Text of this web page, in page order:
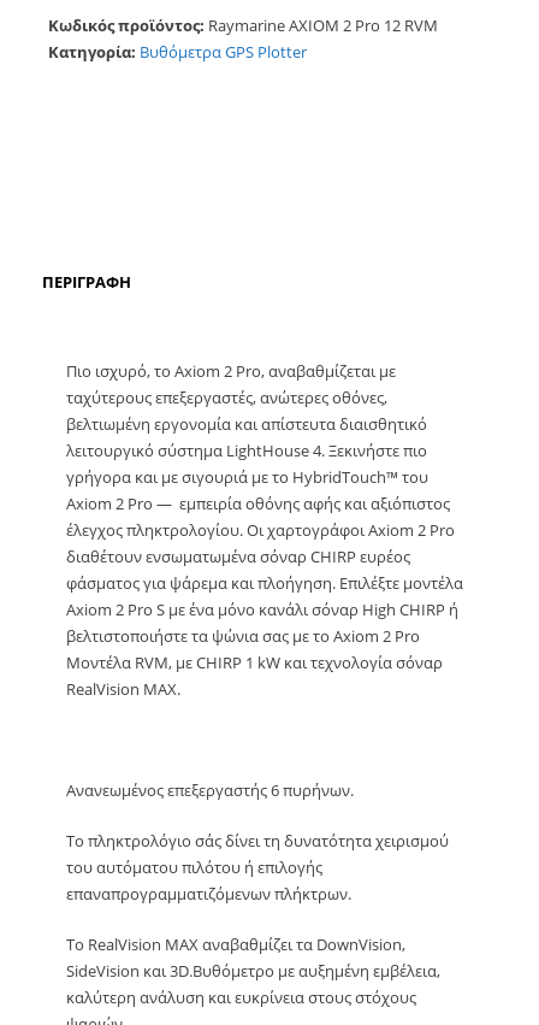
Κωδικός προϊόντος: Raymarine AXIOM 2 Pro 12 RVM
Κατηγορία: Βυθόμετρα GPS Plotter
ΠΕΡΙΓΡΑΦΉ
Πιο ισχυρό, το Axiom 2 Pro, αναβαθμίζεται με
ταχύτερους επεξεργαστές, ανώτερες οθόνες,
βελτιωμένη εργονομία και απίστευτα διαισθητικό
λειτουργικό σύστημα LightHouse 4. Ξεκινήστε πιο
γρήγορα και με σιγουριά με το HybridTouch™ του
Axiom 2 Pro — εμπειρία οθόνης αφής και αξιόπιστος
έλεγχος πληκτρολογίου. Οι χαρτογράφοι Axiom 2 Pro
διαθέτουν ενσωματωμένα σόναρ CHIRP ευρέος
φάσματος για ψάρεμα και πλοήγηση. Επιλέξτε μοντέλα
Axiom 2 Pro S με ένα μόνο κανάλι σόναρ High CHIRP ή
βελτιστοποιήστε τα ψώνια σας με το Axiom 2 Pro
Μοντέλα RVM, με CHIRP 1 kW και τεχνολογία σόναρ
RealVision MAX.
Ανανεωμένος επεξεργαστής 6 πυρήνων.
Το πληκτρολόγιο σάς δίνει τη δυνατότητα χειρισμού
του αυτόματου πιλότου ή επιλογής
επαναπρογραμματιζόμενων πλήκτρων.
Το RealVision MAX αναβαθμίζει τα DownVision,
SideVision και 3D.Βυθόμετρο με αυξημένη εμβέλεια,
καλύτερη ανάλυση και ευκρίνεια στους στόχους